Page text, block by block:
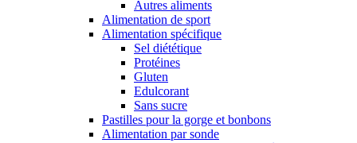
Autres aliments
Alimentation de sport
Alimentation spécifique
Sel diététique
Protéines
Gluten
Edulcorant
Sans sucre
Pastilles pour la gorge et bonbons
Alimentation par sonde